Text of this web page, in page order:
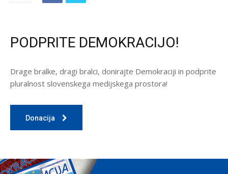
PODPRITE DEMOKRACIJO!
Drage bralke, dragi bralci, donirajte Demokraciji in podprite
pluralnost slovenskega medijskega prostora!
Donacija